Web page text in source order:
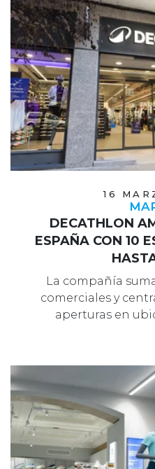
16
DECATHLON
ESPAÑA CON 10
La compañía
comerciales y
aperturas en